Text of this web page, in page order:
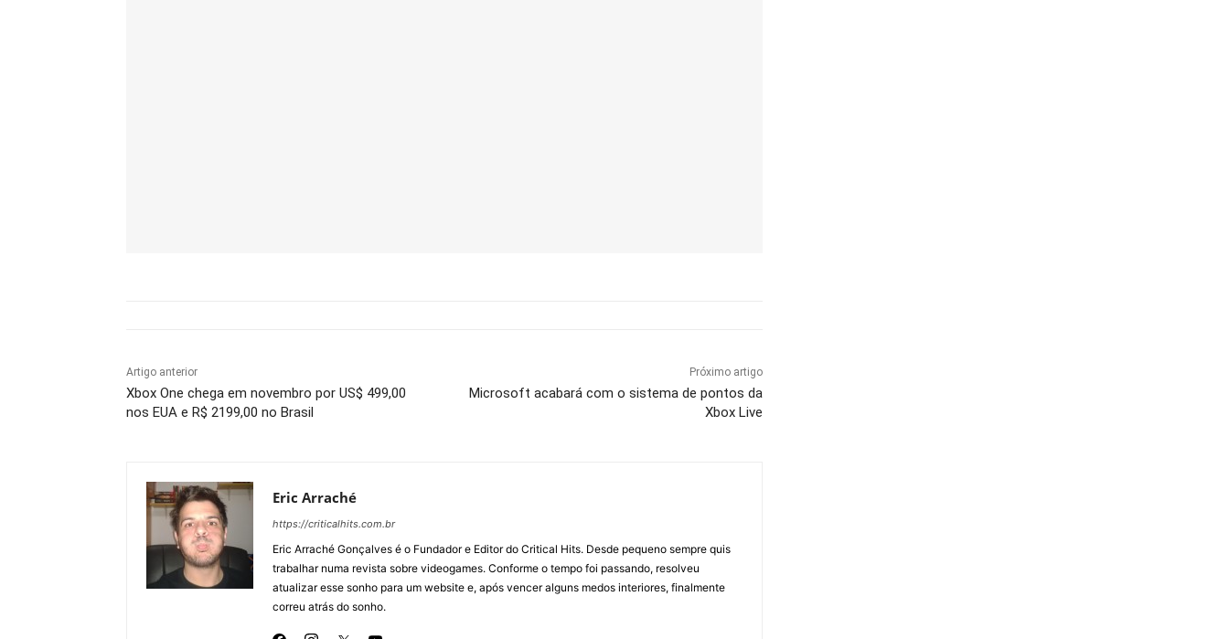
Artigo anterior
Xbox One chega em novembro por US$ 499,00
nos EUA e R$ 2199,00 no Brasil
Próximo artigo
Microsoft acabará com o sistema de pontos da
Xbox Live
Eric Arraché
https://criticalhits.com.br
Eric Arraché Gonçalves é o Fundador e Editor do Critical Hits. Desde pequeno sempre quis
trabalhar numa revista sobre videogames. Conforme o tempo foi passando, resolveu
atualizar esse sonho para um website e, após vencer alguns medos interiores, finalmente
correu atrás do sonho.